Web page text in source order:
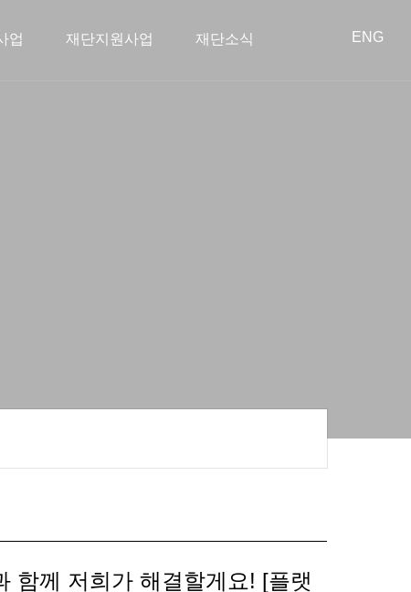
업 재단지원사업 재단소식 ENG
함께 저희가 해결할게요! [플랫